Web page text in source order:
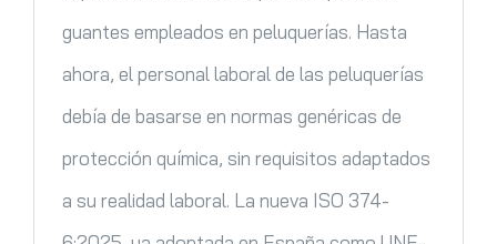
guantes empleados en peluquerías. Hasta
ahora, el personal laboral de las peluquerías
debía de basarse en normas genéricas de
protección química, sin requisitos adaptados
a su realidad laboral. La nueva ISO 374-